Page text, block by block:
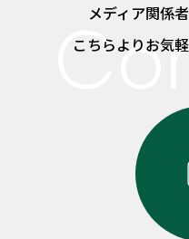
メディア関係
こちらよりお気